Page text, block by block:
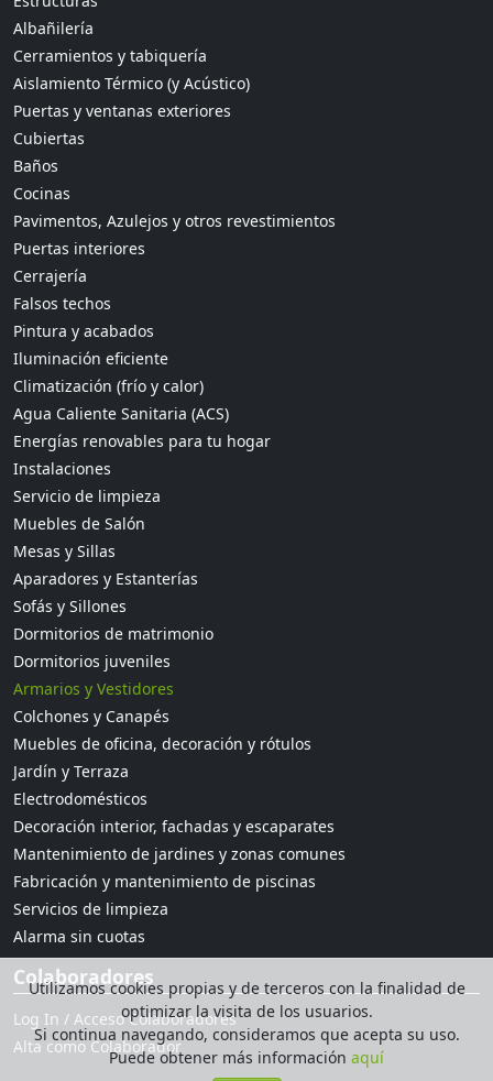
Utilizamos cookies propias y de terceros con la finalidad de
optimizar la visita de los usuarios.
Si continua navegando, consideramos que acepta su uso.
Puede obtener más información aquí
Albañilería
Cerramientos y tabiquería
Aislamiento Térmico (y Acústico)
Puertas y ventanas exteriores
Cubiertas
Baños
Cocinas
Pavimentos, Azulejos y otros revestimientos
Puertas interiores
Cerrajería
Falsos techos
Pintura y acabados
Iluminación eficiente
Climatización (frío y calor)
Agua Caliente Sanitaria (ACS)
Energías renovables para tu hogar
Instalaciones
Servicio de limpieza
Muebles de Salón
Mesas y Sillas
Aparadores y Estanterías
Sofás y Sillones
Dormitorios de matrimonio
Dormitorios juveniles
Armarios y Vestidores
Colchones y Canapés
Muebles de oficina, decoración y rótulos
Jardín y Terraza
Electrodomésticos
Decoración interior, fachadas y escaparates
Mantenimiento de jardines y zonas comunes
Fabricación y mantenimiento de piscinas
Servicios de limpieza
Alarma sin cuotas
Colaboradores
Log In / Acceso Colaboradores
Alta como Colaborador